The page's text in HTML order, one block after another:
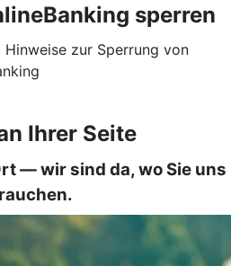
sperren
zur Sperrung von
Ihrer Seite
— wir sind da, wo Sie uns